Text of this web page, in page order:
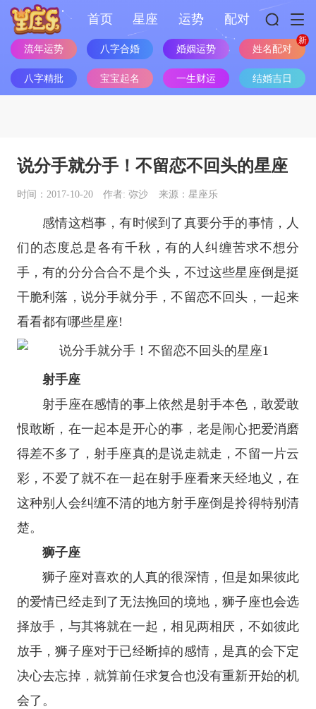
首页 星座 运势 配对
流年运势 八字合婚 婚姻运势 姓名配对
八字精批 宝宝起名 一生财运 结婚吉日
说分手就分手！不留恋不回头的星座
时间：2017-10-20 作者: 弥沙 来源：星座乐
感情这档事，有时候到了真要分手的事情，人
们的态度总是各有千秋，有的人纠缠苦求不想分
手，有的分分合合不是个头，不过这些星座倒是挺
干脆利落，说分手就分手，不留恋不回头，一起来
看看都有哪些星座!
射手座
射手座在感情的事上依然是射手本色，敢爱敢
恨敢断，在一起本是开心的事，老是闹心把爱消磨
得差不多了，射手座真的是说走就走，不留一片云
彩，不爱了就不在一起在射手座看来天经地义，在
这种别人会纠缠不清的地方射手座倒是拎得特别清
楚。
狮子座
狮子座对喜欢的人真的很深情，但是如果彼此
的爱情已经走到了无法挽回的境地，狮子座也会选
择放手，与其将就在一起，相见两相厌，不如彼此
放手，狮子座对于已经断掉的感情，是真的会下定
决心去忘掉，就算前任求复合也没有重新开始的机
会了。